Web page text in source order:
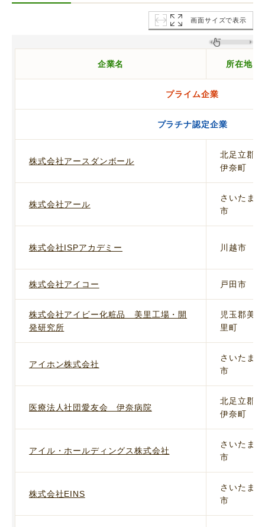
画面サイズで表示
企業名 所在地
プライム企業
プラチナ認定企業
株式会社アースダンボール
北足立郡
伊奈町
株式会社アール
さいたま
市
株式会社ISPアカデミー 川越市
株式会社アイコー 戸田市
株式会社アイビー化粧品 美里工場・開
発研究所
児玉郡美
里町
アイホン株式会社
さいたま
市
医療法人社団愛友会 伊奈病院
北足立郡
伊奈町
アイル・ホールディングス株式会社
さいたま
市
株式会社EINS
さいたま
市